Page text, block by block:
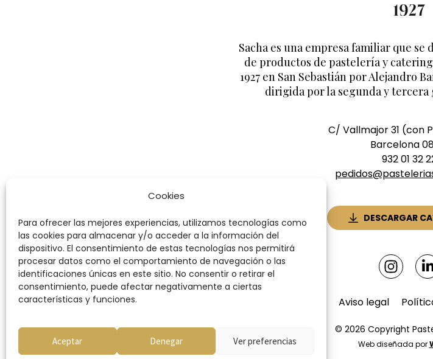
Cookies
Para ofrecer las mejores experiencias, utilizamos tecnologías como
las cookies para almacenar y/o acceder a la información del
dispositivo. El consentimiento de estas tecnologías nos permitirá
procesar datos como el comportamiento de navegación o las
identificaciones únicas en este sitio. No consentir o retirar el
consentimiento, puede afectar negativamente a ciertas
características y funciones.
Aceptar Denegar Ver preferencias
Sacha es una empresa familiar que se
de productos de pastelería y
1927 en San Sebastián por Alejandro
dirigida por la segunda y tercera
C/ Vallmajor 31 (con
Barcelona
932 01 32
DESCARGAR
Aviso legal
© 2026 Copyright
Web diseñada por